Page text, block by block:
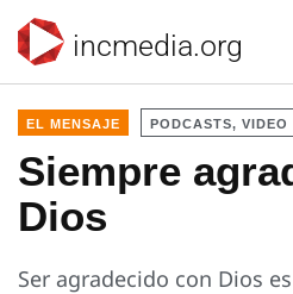
incmedia.org
EL MENSAJE PODCASTS, VIDEO
Siempre
Dios
Ser agradecido con Dios